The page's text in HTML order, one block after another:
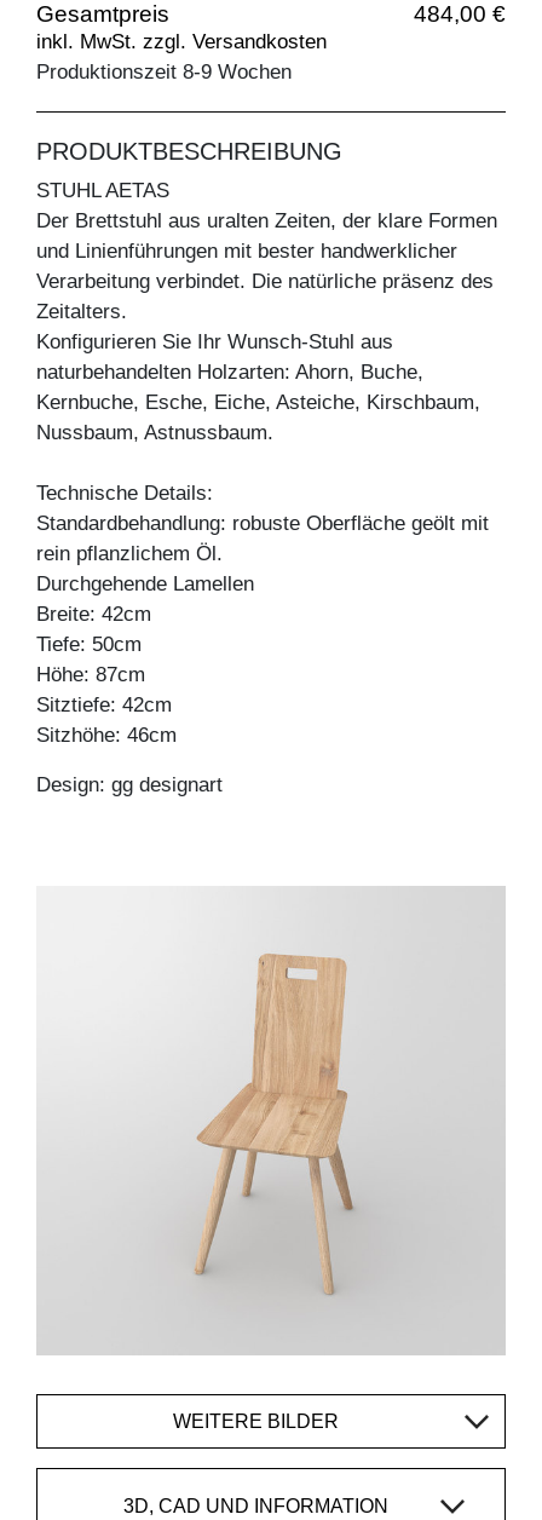
Gesamtpreis 484,00 €
inkl. MwSt. zzgl. Versandkosten
Produktionszeit 8-9 Wochen
PRODUKTBESCHREIBUNG
STUHL AETAS
Der Brettstuhl aus uralten Zeiten, der klare Formen
und Linienführungen mit bester handwerklicher
Verarbeitung verbindet. Die natürliche präsenz des
Zeitalters.
Konfigurieren Sie Ihr Wunsch-Stuhl aus
naturbehandelten Holzarten: Ahorn, Buche,
Kernbuche, Esche, Eiche, Asteiche, Kirschbaum,
Nussbaum, Astnussbaum.
Technische Details:
Standardbehandlung: robuste Oberfläche geölt mit
rein pflanzlichem Öl.
Durchgehende Lamellen
Breite: 42cm
Tiefe: 50cm
Höhe: 87cm
Sitztiefe: 42cm
Sitzhöhe: 46cm
Design: gg designart
WEITERE BILDER
3D, CAD UND INFORMATION